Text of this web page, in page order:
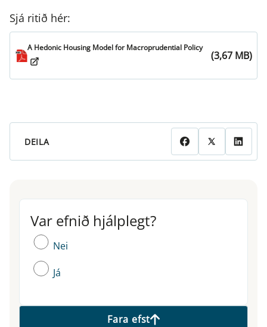
Sjá ritið hér:
A Hedonic Housing Model for Macroprudential Policy
(3,67 MB)
DEILA
Var efnið hjálplegt?
Var efnið hjálplegt?
Nei
Já
Fara efst